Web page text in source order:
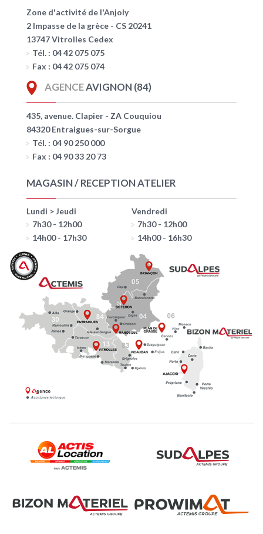
Zone d'activité de l'Anjoly
2 Impasse de la grèce - CS 20241
13747 Vitrolles Cedex
Tél. : 04 42 075 075
Fax : 04 42 075 074
AGENCEAVIGNON (84)
435, avenue. Clapier - ZA Couquiou
84320 Entraigues-sur-Sorgue
Tél. : 04 90 250 000
Fax : 04 90 33 20 73
MAGASIN / RECEPTION ATELIER
Lundi > Jeudi
7h30 - 12h00
14h00 - 17h30
Vendredi
7h30 - 12h00
14h00 - 16h30